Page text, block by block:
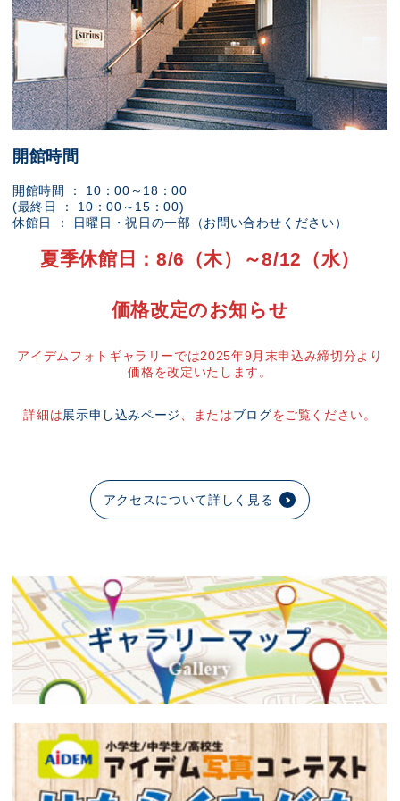
開館時間
開館時間 ： 10：00～18：00
(最終日 ： 10：00～15：00)
休館日 ： 日曜日・祝日の一部（お問い合わせください）
夏季休館日：8/6（木）～8/12（水）
価格改定のお知らせ
アイデムフォトギャラリーでは2025年9月末申込み締切分より
価格を改定いたします。
詳細は展示申し込みページ 、またはブログをご覧ください。
アクセスについて詳しく見る